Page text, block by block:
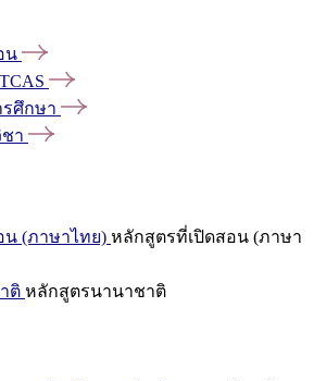
น
TCAS
รศึกษา
า
(ภาษาไทย) หลักสูตรที่เปิดสอน (ภาษา
ติ หลักสูตรนานาชาติ